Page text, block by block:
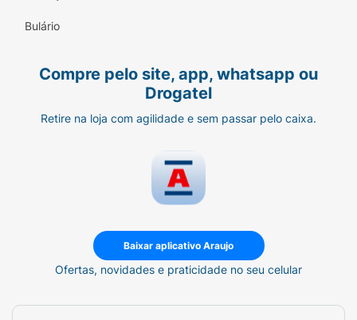
bicarbonato de sódio, bicarbonato de
amônio, pirofosfato ácido de sódio, fosfato
CONTÉM DERIVADO DE SOJA. PODE
CASTANHA-DE-CAJU E CASTANHA-DO-
Sem açúcar
Sem glúten
Sem lactose
Bulário
Compre pelo site, app, whatsapp ou
Drogatel
Retire na loja com agilidade e sem passar pelo caixa.
Baixar aplicativo Araujo
Ofertas, novidades e praticidade no seu celular